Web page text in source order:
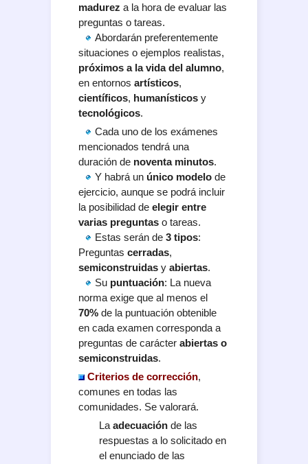
madurez a la hora de evaluar las
preguntas o tareas.
Abordarán preferentemente
situaciones o ejemplos realistas,
próximos a la vida del alumno,
en entornos artísticos,
científicos, humanísticos y
tecnológicos.
Cada uno de los exámenes
mencionados tendrá una
duración de noventa minutos.
Y habrá un único modelo de
ejercicio, aunque se podrá incluir
la posibilidad de elegir entre
varias preguntas o tareas.
Estas serán de 3 tipos:
Preguntas cerradas,
semiconstruidas y abiertas.
Su puntuación: La nueva
norma exige que al menos el
70% de la puntuación obtenible
en cada examen corresponda a
preguntas de carácter abiertas o
semiconstruidas.
Criterios de corrección,
comunes en todas las
comunidades. Se valorará.
La adecuación de las
respuestas a lo solicitado en
el enunciado de las